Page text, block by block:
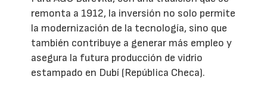
remonta a 1912, la inversión no solo permite
la modernización de la tecnología, sino que
también contribuye a generar más empleo y
asegura la futura producción de vidrio
estampado en Dubí (República Checa).